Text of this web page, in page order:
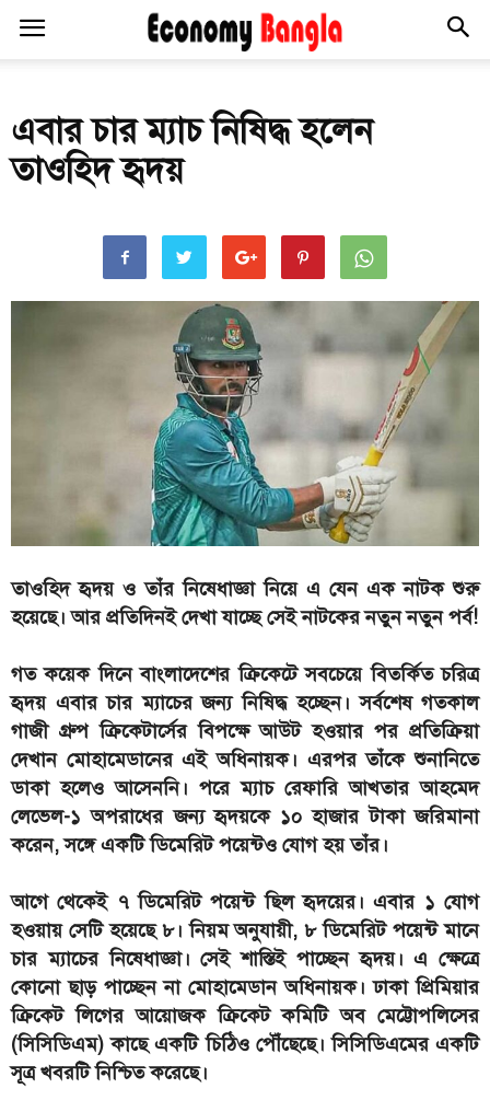
এবার চার ম্যাচ নিষিদ্ধ হলেন
তাওহিদ হৃদয়
তাওহিদ হৃদয় ও তাঁর নিষেধাজ্ঞা নিয়ে এ যেন এক নাটক শুরু
হয়েছে। আর প্রতিদিনই দেখা যাচ্ছে সেই নাটকের নতুন নতুন পর্ব!
গত কয়েক দিনে বাংলাদেশের ক্রিকেটে সবচেয়ে বিতর্কিত চরিত্র
হৃদয় এবার চার ম্যাচের জন্য নিষিদ্ধ হচ্ছেন। সর্বশেষ গতকাল
গাজী গ্রুপ ক্রিকেটার্সের বিপক্ষে আউট হওয়ার পর প্রতিক্রিয়া
দেখান মোহামেডানের এই অধিনায়ক। এরপর তাঁকে শুনানিতে
ডাকা হলেও আসেননি। পরে ম্যাচ রেফারি আখতার আহমেদ
লেভেল-১ অপরাধের জন্য হৃদয়কে ১০ হাজার টাকা জরিমানা
করেন, সঙ্গে একটি ডিমেরিট পয়েন্টও যোগ হয় তাঁর।
আগে থেকেই ৭ ডিমেরিট পয়েন্ট ছিল হৃদয়ের। এবার ১ যোগ
হওয়ায় সেটি হয়েছে ৮। নিয়ম অনুযায়ী, ৮ ডিমেরিট পয়েন্ট মানে
চার ম্যাচের নিষেধাজ্ঞা। সেই শাস্তিই পাচ্ছেন হৃদয়। এ ক্ষেত্রে
কোনো ছাড় পাচ্ছেন না মোহামেডান অধিনায়ক। ঢাকা প্রিমিয়ার
ক্রিকেট লিগের আয়োজক ক্রিকেট কমিটি অব মেট্টোপলিসের
(সিসিডিএম) কাছে একটি চিঠিও পৌঁছেছে। সিসিডিএমের একটি
সূত্র খবরটি নিশ্চিত করেছে।